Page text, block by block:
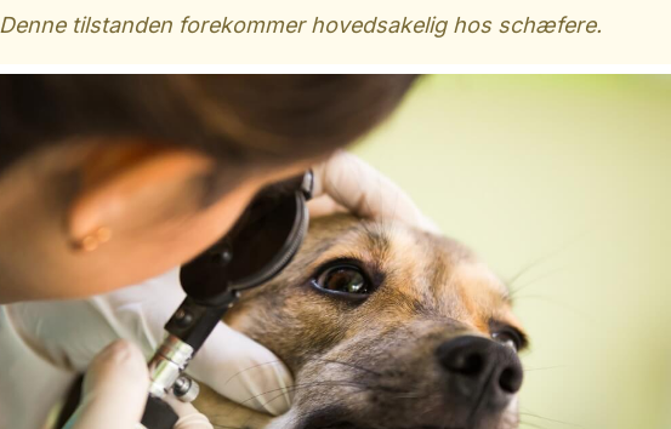
Denne tilstanden forekommer hovedsakelig hos schæfere.